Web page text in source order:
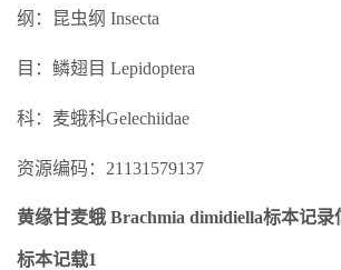
纲：昆虫纲 Insecta
目：鳞翅目 Lepidoptera
科：麦蛾科Gelechiidae
资源编码：21131579137
黄缘甘麦蛾 Brachmia dimidiella标本记录
标本记载1